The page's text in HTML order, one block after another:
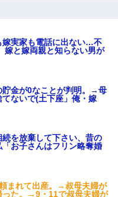
嫁実家も電話に出ない…不
と嫁両親と知らない男が
金が0なことが判明。→母
てないで(土下座」俺・嫁
を放棄して下さい、昔の
お子さんはフリン略奪婚
まれて出産。→叔母夫婦が
った。→9・11で叔母夫婦が